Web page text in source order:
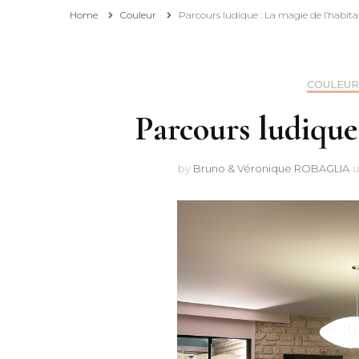
suivre ce blog ?
Home Couleur Parcours ludique : La magie de
COULEUR
Parcours
by Bruno & Véronique ROBAGLIA